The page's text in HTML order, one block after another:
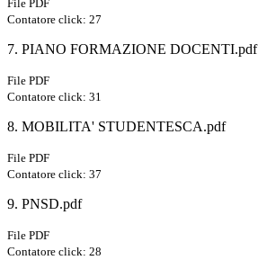
File PDF
Contatore click: 27
7. PIANO FORMAZIONE DOCENTI.pdf
File PDF
Contatore click: 31
8. MOBILITA' STUDENTESCA.pdf
File PDF
Contatore click: 37
9. PNSD.pdf
File PDF
Contatore click: 28